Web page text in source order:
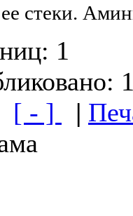
ее стеки.
1
[ - ] |